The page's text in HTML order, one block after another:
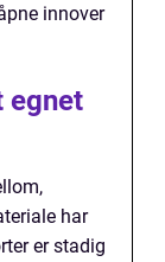
innover
egnet
har
er stadig